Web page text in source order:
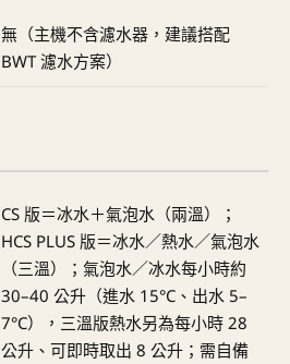
無（主機不含濾水器，建議搭配
BWT 濾水方案）
CS 版＝冰水＋氣泡水（兩溫）；
HCS PLUS 版＝冰水／熱水／氣泡水
（三溫）；氣泡水／冰水每小時約
30–40 公升（進水 15°C、出水 5–
7°C），三溫版熱水另為每小時 28
公升、可即時取出 8 公升；需自備